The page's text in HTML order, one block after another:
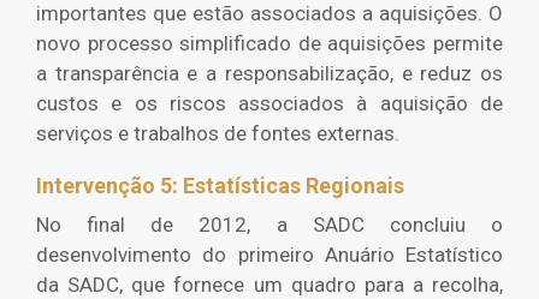
importantes que estão associados a aquisições. O
novo processo simplificado de aquisições permite
a transparência e a responsabilização, e reduz os
custos e os riscos associados à aquisição de
serviços e trabalhos de fontes externas.
Intervenção 5: Estatísticas Regionais
No final de 2012, a SADC concluiu o
desenvolvimento do primeiro Anuário Estatístico
da SADC, que fornece um quadro para a recolha,